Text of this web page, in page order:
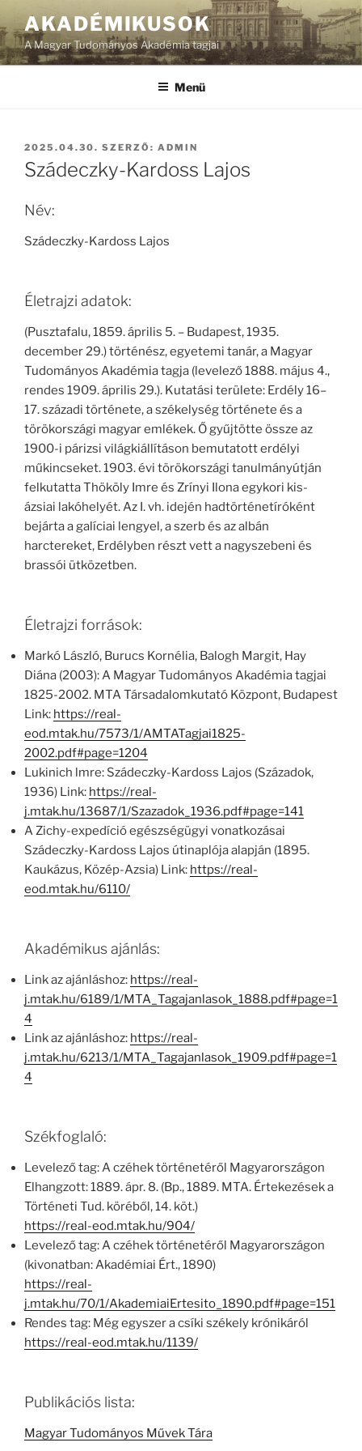
AKADÉMIKUSOK
A Magyar Tudományos Akadémia tagjai
Menü
BEKÜLDVE:
2025.04.30. SZERZŐ: ADMIN
Szádeczky-Kardoss Lajos
Név:
Szádeczky-Kardoss Lajos
Életrajzi adatok:
(Pusztafalu, 1859. április 5. – Budapest, 1935.
december 29.) történész, egyetemi tanár, a Magyar
Tudományos Akadémia tagja (levelező 1888. május 4.,
rendes 1909. április 29.). Kutatási területe: Erdély 16–
17. századi története, a székelység története és a
törökországi magyar emlékek. Ő gyűjtötte össze az
1900-i párizsi világkiállításon bemutatott erdélyi
műkincseket. 1903. évi törökországi tanulmányútján
felkutatta Thököly Imre és Zrínyi Ilona egykori kis-
ázsiai lakóhelyét. Az I. vh. idején hadtörténetíróként
bejárta a galíciai lengyel, a szerb és az albán
harctereket, Erdélyben részt vett a nagyszebeni és
brassói ütközetben.
Életrajzi források:
Markó László, Burucs Kornélia, Balogh Margit, Hay
Diána (2003): A Magyar Tudományos Akadémia tagjai
1825-2002. MTA Társadalomkutató Központ, Budapest
Link: https://real-
eod.mtak.hu/7573/1/AMTATagjai1825-
2002.pdf#page=1204
Lukinich lmre: Szádeczky-Kardoss Lajos (Századok,
1936) Link: https://real-
j.mtak.hu/13687/1/Szazadok_1936.pdf#page=141
A Zichy-expedíció egészségügyi vonatkozásai
Szádeczky-Kardoss Lajos útinaplója alapján (1895.
Kaukázus, Közép-Azsia) Link: https://real-
eod.mtak.hu/6110/
Akadémikus ajánlás:
Link az ajánláshoz: https://real-
j.mtak.hu/6189/1/MTA_Tagajanlasok_1888.pdf#page=1
4
Link az ajánláshoz: https://real-
j.mtak.hu/6213/1/MTA_Tagajanlasok_1909.pdf#page=1
4
Székfoglaló:
Levelező tag: A czéhek történetéről Magyarországon
Elhangzott: 1889. ápr. 8. (Bp., 1889. MTA. Értekezések a
Történeti Tud. köréből, 14. köt.)
https://real-eod.mtak.hu/904/
Levelező tag: A czéhek történetéről Magyarországon
(kivonatban: Akadémiai Ért., 1890)
https://real-
j.mtak.hu/70/1/AkademiaiErtesito_1890.pdf#page=151
Rendes tag: Még egyszer a csíki székely krónikáról
https://real-eod.mtak.hu/1139/
Publikációs lista:
Magyar Tudományos Művek Tára